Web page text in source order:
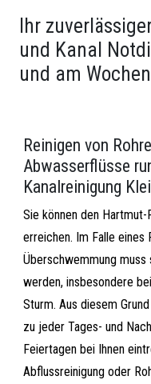
Ihr
und Kanal
und am
Reinigen von
Abwasserflüsse
Kanalreinigung
Sie können den
erreichen. Im Falle eines
Überschwemmung muss
werden, insbesondere
Sturm. Aus diesem
zu jeder Tages- und
Feiertagen bei Ihnen
Abflussreinigung oder